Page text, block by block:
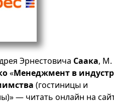
Эрнестовича Саака, М.
«Менеджмент в
(гостиницы и
— читать онлайн на